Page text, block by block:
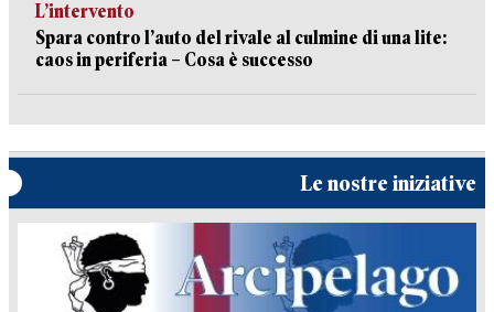
L’intervento
Spara contro l’auto del rivale al culmine di una lite:
caos in periferia – Cosa è successo
Le nostre iniziative